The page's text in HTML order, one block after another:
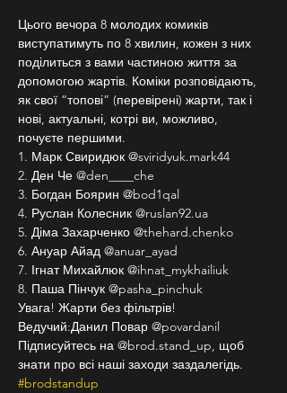
Цього вечора 8 молодих комиків
виступатимуть по 8 хвилин, кожен з них
поділиться з вами частиною життя за
допомогою жартів. Коміки розповідають,
як свої “топові” (перевірені) жарти, так і
нові, актуальні, котрі ви, можливо,
почуєте першими.
1. Марк Свиридюк @sviridyuk.mark44
2. Ден Че @den____che
3. Богдан Боярин @bod1qal
4. Руслан Колесник @ruslan92.ua
5. Діма Захарченко @thehard.chenko
6. Ануар Айад @anuar_ayad
7. Ігнат Михайлюк @ihnat_mykhailiuk
8. Паша Пінчук @pasha_pinchuk
Увага! Жарти без фільтрів!
Ведучий:Данил Повар @povardanil
Підписуйтесь на @brod.stand_up, щоб
знати про всі наші заходи заздалегідь.
#brodstandup